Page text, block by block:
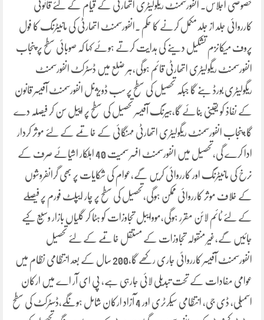
خصوصی اجلاس. انفورسمنٹ ریگولیٹری اتھارٹی کے قیام کے لئے قانونی
کارروائی جلد از جلد مکمل کرنے کا حکم .انفورسمنٹ اتھارٹی کی مانیٹرنگ کا فول
پروف میکانزم تشکیل دینے کی ہدایت کرتے ہوئے کہا کہ صوبائی سطح پر پنجاب
انفورسمنٹ ریگولیٹری اتھارٹی قائم ہوگی،ہر ضلع میں ڈسٹرکٹ انفورسمنٹ
ریگولیٹری بورڈ بنے گا جبکہ تحصیل کی سطح پر سب ڈویژنل انفورسمنٹ آفیسر قانون
کے نفاذ کو یقینی بنائے گا،ہیرنگ آفیسر تحصیل کی سطح پر اپیل سن کر فیصلہ دے
گا،پنجاب انفورسمنٹ ریگولیٹری اتھارٹی مہنگائی کے خاتمے کے لئے موثر کردار
ادا کرے گی،تحصیل میں انفورسمنٹ افسر سمیت 40 اہلکار اشیائے صرف کے
نرخ کی مانیٹرنگ اور کارروائی کریں گے،عوام کی شکایات پر بھی گرانفروشوں
کے خلاف موثر کارروائی ممکن ہوگی،تحصیل کی سطح پر چار ایپلٹ فورم پر فیصلے
کے لئے ٹائم لائن مقرر ہوگی،مووایبل تجاوزات کو ہٹا کر گلیاں بازار وسیع کیے
جائیں گے،غیر منقولہ تجاوزات کے مستقل خاتمے کے لئے تحصیل
انفورسمنٹ آفیسر کارروائی جاری رکھے گا،200 سال کے بعد انتظامی نظام میں
عوامی مفادات کے تحت تبدیلی لائی جارہی ہے، پی ای آر اے میں ارکان
اسمبلی، ڈی جی، انتظامی سیکرٹری اور 4 آزاد ارکان شامل ہونگے،ڈسٹرکٹ کی سطح